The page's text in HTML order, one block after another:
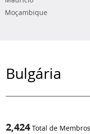
Moçambique
Bulgária
2,424 Total de